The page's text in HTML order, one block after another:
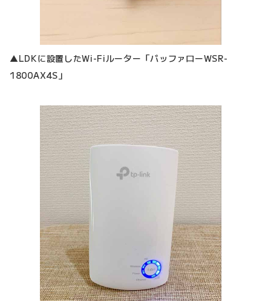
▲LDKに設置したWi-Fiルーター「バッファローWSR-
1800AX4S」